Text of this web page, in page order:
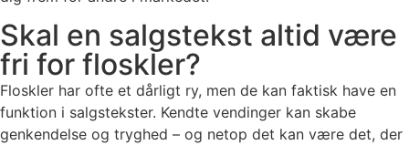
Skal en salgstekst altid være
fri for floskler?
Floskler har ofte et dårligt ry, men de kan faktisk have en
funktion i salgstekster. Kendte vendinger kan skabe
genkendelse og tryghed – og netop det kan være det, der